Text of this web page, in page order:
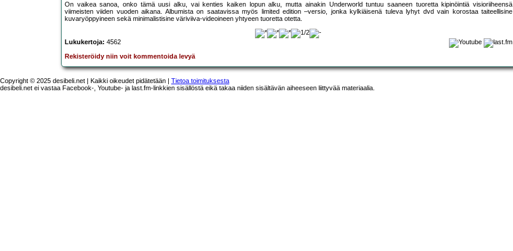
On vaikea sanoa, onko tämä uusi alku, vai kenties kaiken lopun alku, mutta ainakin Underworld tuntuu saaneen tuoretta kipinöintiä visioriiheensä
viimeisten viiden vuoden aikana. Albumista on saatavissa myös limited edition –versio, jonka kylkiäisenä tuleva lyhyt dvd vain korostaa taiteellisine
kuvaryöppyineen sekä minimalistisine väriviiva-videoineen yhtyeen tuoretta otetta.
Lukukertoja: 4562
Rekisteröidy niin voit kommentoida levyä
Copyright © 2025 desibeli.net | Kaikki oikeudet pidätetään | Tietoa toimituksesta
desibeli.net ei vastaa Facebook-, Youtube- ja last.fm-linkkien sisällöstä eikä takaa niiden sisältävän aiheeseen liittyvää materiaalia.